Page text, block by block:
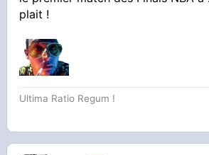
plait !
Ultima Ratio Regum !